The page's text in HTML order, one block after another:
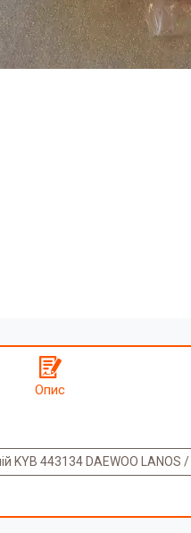
Опис
KYB 443134 DAEWOO LANOS